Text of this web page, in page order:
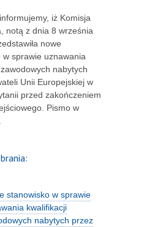
iż Komisja
notą z dnia 8 września
nowe
w sprawie uznawania
nabytych
Unii Europejskiej w
przed zakończeniem
Pismo w
stanowisko w sprawie
kwalifikacji
nabytych przez